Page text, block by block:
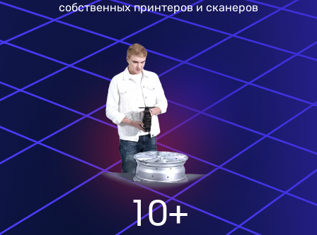
собственных принтеров и сканеров
10+